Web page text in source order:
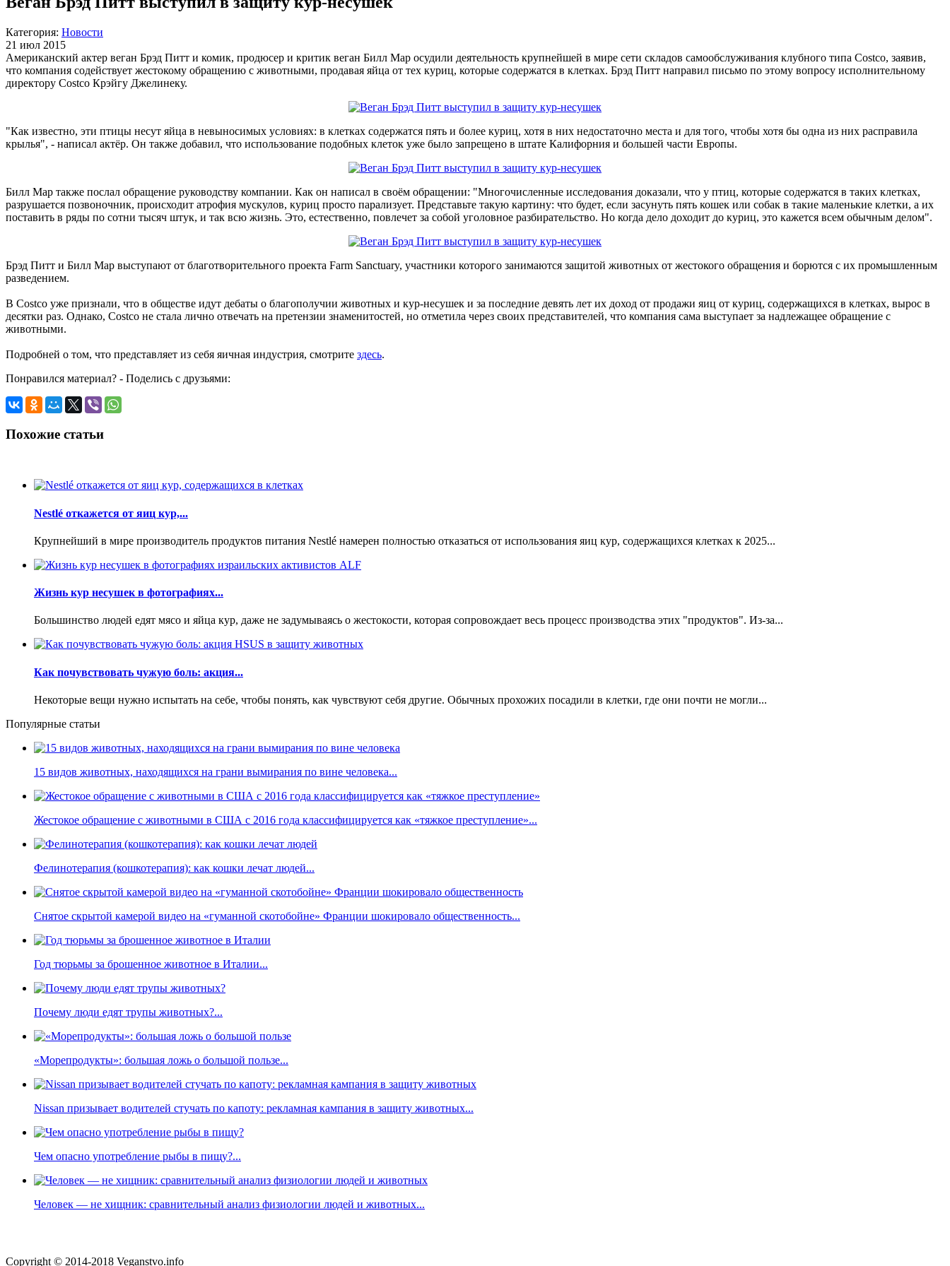
Категория: Новости
21 июл 2015
Американский актер веган Брэд Питт и комик, продюсер и критик веган Билл Мар осудили деятельность крупнейшей в мире сети складов самообслуживания клубного типа Costco, заявив,
что компания содействует жестокому обращению с животными, продавая яйца от тех куриц, которые содержатся в клетках. Брэд Питт направил письмо по этому вопросу исполнительному
директору Costco Крэйгу Джелинеку.
"Как известно, эти птицы несут яйца в невыносимых условиях: в клетках содержатся пять и более куриц, хотя в них недостаточно места и для того, чтобы хотя бы одна из них расправила
крылья", - написал актёр. Он также добавил, что использование подобных клеток уже было запрещено в штате Калифорния и большей части Европы.
Билл Мар также послал обращение руководству компании. Как он написал в своём обращении: "Многочисленные исследования доказали, что у птиц, которые содержатся в таких клетках,
разрушается позвоночник, происходит атрофия мускулов, куриц просто парализует. Представьте такую картину: что будет, если засунуть пять кошек или собак в такие маленькие клетки, а их
поставить в ряды по сотни тысяч штук, и так всю жизнь. Это, естественно, повлечет за собой уголовное разбирательство. Но когда дело доходит до куриц, это кажется всем обычным делом".
Брэд Питт и Билл Мар выступают от благотворительного проекта Farm Sanctuary, участники которого занимаются защитой животных от жестокого обращения и борются с их промышленным
разведением.
В Costco уже признали, что в обществе идут дебаты о благополучии животных и кур-несушек и за последние девять лет их доход от продажи яиц от куриц, содержащихся в клетках, вырос в
десятки раз. Однако, Costco не стала лично отвечать на претензии знаменитостей, но отметила через своих представителей, что компания сама выступает за надлежащее обращение с
животными.
Подробней о том, что представляет из себя яичная индустрия, смотрите здесь.
Понравился материал? - Поделись с друзьями:
Похожие статьи
Nestlé откажется от яиц кур,...
Крупнейший в мире производитель продуктов питания Nestlé намерен полностью отказаться от использования яиц кур, содержащихся клетках к 2025...
Жизнь кур несушек в фотографиях...
Большинство людей едят мясо и яйца кур, даже не задумываясь о жестокости, которая сопровождает весь процесс производства этих "продуктов". Из-за...
Как почувствовать чужую боль: акция...
Некоторые вещи нужно испытать на себе, чтобы понять, как чувствуют себя другие. Обычных прохожих посадили в клетки, где они почти не могли...
Популярные статьи
15 видов животных, находящихся на грани вымирания по вине человека...
Жестокое обращение с животными в США с 2016 года классифицируется как «тяжкое преступление»...
Фелинотерапия (кошкотерапия): как кошки лечат людей...
Снятое скрытой камерой видео на «гуманной скотобойне» Франции шокировало общественность...
Год тюрьмы за брошенное животное в Италии...
Почему люди едят трупы животных?...
«Морепродукты»: большая ложь о большой пользе...
Nissan призывает водителей стучать по капоту: рекламная кампания в защиту животных...
Чем опасно употребление рыбы в пищу?...
Человек — не хищник: сравнительный анализ физиологии людей и животных...
Copyright © 2014-2018 Veganstvo.info